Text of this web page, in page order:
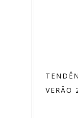
VERÃO